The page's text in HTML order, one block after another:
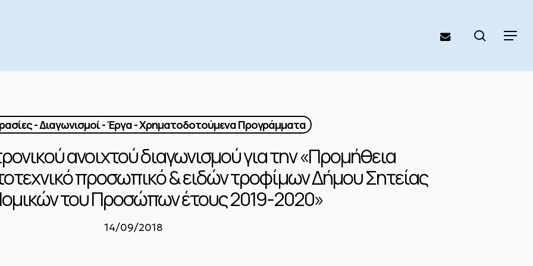
Menu
email search
- Διαγωνισμοί - Έργα - Χρηματοδοτούμενα Προγράμματα
ανοιχτού διαγωνισμού για την «Προμήθεια
προσωπικό & ειδών τροφίμων Δήμου Σητείας
του Προσώπων έτους 2019-2020»
14/09/2018